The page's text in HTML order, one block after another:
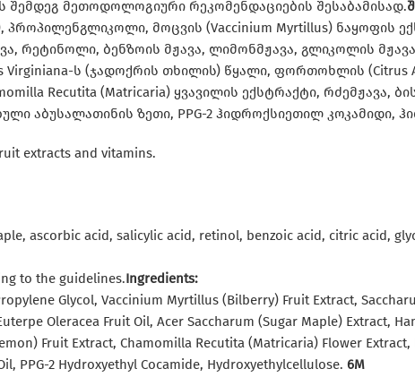
შემდეგ მეთოდოლოგიური რეკომენდაციების შესაბამისად.
პროპილენგლიკოლი, მოცვის (Vaccinium Myrtillus) ნაყოფის
რეტინოლი, ბენზოის მჟავა, ლიმონმჟავა, გლიკოლის მჟავა,
Virginiana-ს (ჯადოქრის თხილის) წყალი, ფორთოხლის (Citrus
Recutita (Matricaria) ყვავილის ექსტრაქტი, რძემჟავა,
აბუსალათინის ზეთი, PPG-2 ჰიდროქსიეთილ
extracts and vitamins.
ascorbic acid, salicylic acid, retinol, benzoic acid, citric acid,
to the guidelines.Ingredients:
Glycol, Vaccinium Myrtillus (Bilberry) Fruit Extract,
Oleracea Fruit Oil, Acer Saccharum (Sugar Maple) Extract,
Fruit Extract, Chamomilla Recutita (Matricaria) Flower
PPG-2 Hydroxyethyl Cocamide, Hydroxyethylcellulose. 6M